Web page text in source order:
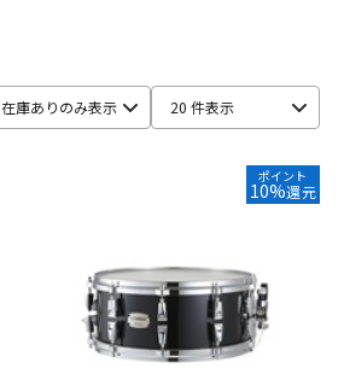
在庫ありのみ表示 20 件表示
ポイント
10%還元